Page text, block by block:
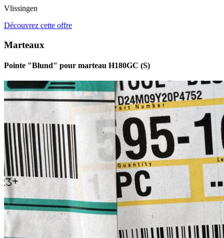
Vlissingen
Découvrez cette offre
Marteaux
Pointe "Blund" pour marteau H180GC (S)